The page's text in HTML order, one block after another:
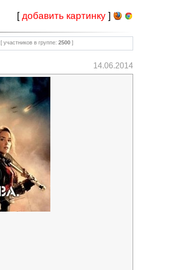
[добавить картинку ]
[ участников в группе: 2500]
14.06.2014